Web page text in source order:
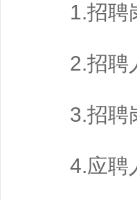
1.招聘岗
2.招聘
3.招聘岗
4.应聘人